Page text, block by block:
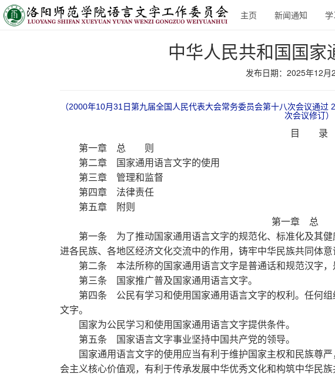
主页 新闻通知
中华人民共和国国家
发布日期：2025年12月
（2000年10月31日第九届全国人民代表大会常务委员会第十八次会议通
次会议修订）
目 录
第一章 总 则
第二章 国家通用语言文字的使用
第三章 管理和监督
第四章 法律责任
第五章 附则
第一章
总
第一条 为了推动国家通用语言文字的规范化、标准化及其
进各民族、各地区经济文化交流中的作用，铸牢中华民族共同体
第二条 本法所称的国家通用语言文字是普通话和规范汉字，
第三条 国家推广普及国家通用语言文字。
第四条 公民有学习和使用国家通用语言文字的权利。任何
文字。
国家为公民学习和使用国家通用语言文字提供条件。
第五条 国家语言文字事业坚持中国共产党的领导。
国家通用语言文字的使用应当有利于维护国家主权和民族尊严
会主义核心价值观，有利于传承发展中华优秀文化和构筑中华民